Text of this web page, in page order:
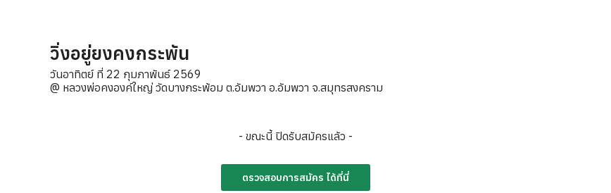
วิ่งอยู่ยงคงกระพัน
วันอาทิตย์ ที่ 22 กุมภาพันธ์ 2569
@ หลวงพ่อคงองค์ใหญ่ วัดบางกระพ้อม ต.อัมพวา อ.อัมพวา จ.สมุทรสงคราม
- ขณะนี้ ปิดรับสมัครแล้ว -
ตรวจสอบการสมัคร ได้ที่นี่